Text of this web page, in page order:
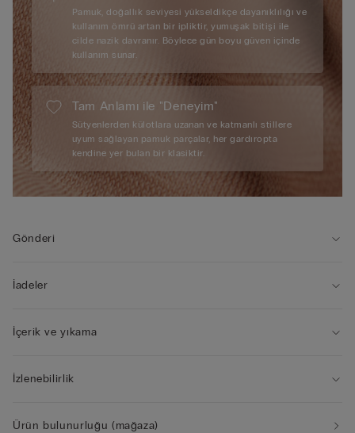
Pamuk, doğallık seviyesi yükseldikçe dayanıklılığı ve
kullanım ömrü artan bir ipliktir, yumuşak bitişi ile
cilde nazik davranır. Böylece gün boyu güven içinde
kullanım sunar.
Tam Anlamı ile "Deneyim"
Sütyenlerden külotlara uzanan ve katmanlı stillere
uyum sağlayan pamuk parçalar, her gardıropta
kendine yer bulan bir klasiktir.
Gönderi
İadeler
İçerik ve yıkama
İzlenebilirlik
Ürün bulunurluğu (mağaza)